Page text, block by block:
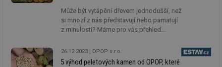
Může být vytápění dřevem jednodušší, než
si mnozí z nás představují nebo pamatují
z minulosti? Máme pro vás přehled
které nabízí moderní zplynovací kotle.
Český výrobce OPOP z Valašského
26.12.2023 OPOP s.r.o.
5 výhod peletových kamen od OPOP, které